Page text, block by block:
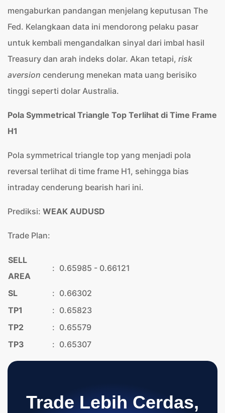
mengaburkan pandangan menjelang keputusan The
Fed. Kelangkaan data ini mendorong pelaku pasar
untuk kembali mengandalkan sinyal dari imbal hasil
Treasury dan arah indeks dolar. Akan tetapi, risk
aversion cenderung menekan mata uang berisiko
tinggi seperti dolar Australia.
Pola Symmetrical Triangle Top Terlihat di Time Frame
H1
Pola symmetrical triangle top yang menjadi pola
reversal terlihat di time frame H1, sehingga bias
intraday cenderung bearish hari ini.
Prediksi: WEAK AUDUSD
Trade Plan:
SELL
AREA
: 0.65985 - 0.66121
SL : 0.66302
TP1
: 0.65823
TP2
: 0.65579
TP3
: 0.65307
Trade Lebih Cerdas,